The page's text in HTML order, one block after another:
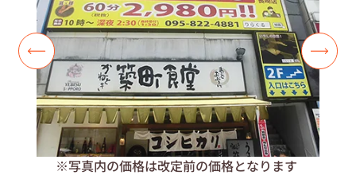
よくあるご質問
応募する
※写真内の価格は改定前の価格となります